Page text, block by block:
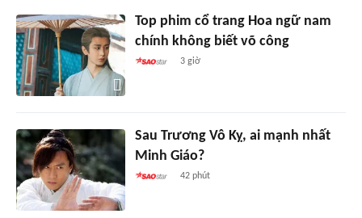
Top phim cổ trang Hoa ngữ nam
chính không biết võ công
3 giờ
Sau Trương Vô Kỵ, ai mạnh nhất
Minh Giáo?
42 phút